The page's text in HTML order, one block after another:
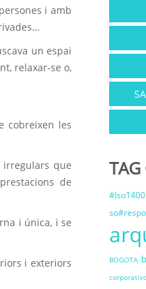
i amb
un espai
relaxar-se o,
cobreixen les
irregulars que
de
i única, i se
i exteriors
TAG
BOGOTA